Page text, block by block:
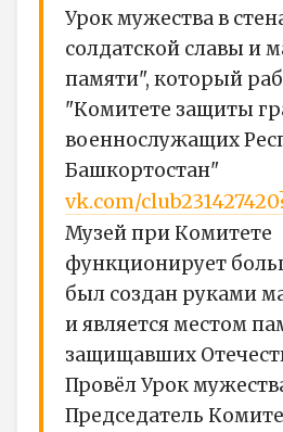
Урок мужества в
солдатской славы и
памяти", который
"Комитете защиты
военнослужащих
Башкортостан"
vk.com/
Музей при Комитете
функционирует
был создан руками
и является местом
защищавших
Провёл Урок
Председатель